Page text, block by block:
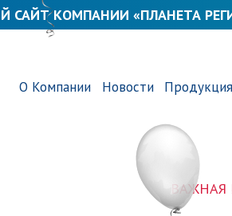
САЙТ КОМПАНИИ «ПЛАНЕТА
О Компании Новости Продукция
ВАЖНАЯ